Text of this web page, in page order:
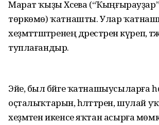
Марат ҡыҙы Хәсәева (“Ҡыңғырауҙар”
төркөмө) ҡатнашты. Улар
хеҙмәттәштәренең дәрестәрен күреп,
туплағандыр.
Эйе, был бәйге ҡатнашыусыларға
оҫталыҡтарын, һәләттәрен, шулай уҡ
хеҙмәтен икенсе яҡтан асырға